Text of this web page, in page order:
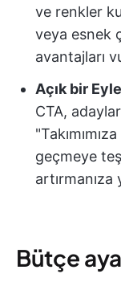
ve renkler
veya esnek
avantajları
Açık bir
CTA,
geçmeye
artırmanıza
Bütçe